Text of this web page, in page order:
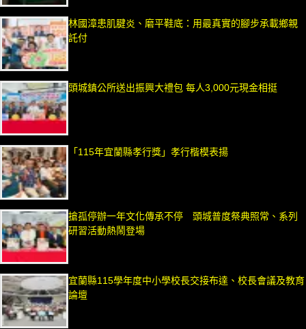
林國漳患肌腱炎、磨平鞋底：用最真實的腳步承載鄉親
託付
頭城鎮公所送出振興大禮包 每人3,000元現金相挺
「115年宜蘭縣孝行獎」孝行楷模表揚
搶孤停辦一年文化傳承不停 頭城普度祭典照常、系列
研習活動熱鬧登場
宜蘭縣115學年度中小學校長交接布達、校長會議及教育
論壇